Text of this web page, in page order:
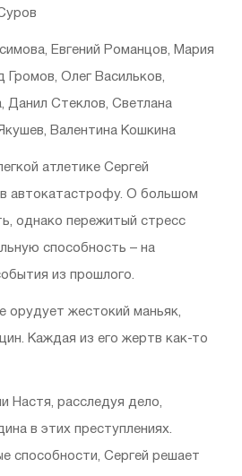
Евгений Романцов, Мария
Громов, Олег Васильков,
Данил Стеклов, Светлана
Валентина Кошкина
атлетике Сергей
автокатастрофу. О большом
однако пережитый стресс
способность – на
из прошлого.
орудует жестокий маньяк,
Каждая из его жертв как-то
Настя, расследуя дело,
в этих преступлениях.
способности, Сергей решает